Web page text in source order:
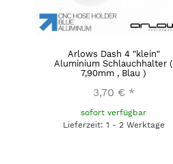
Arlows Dash 4 "klein"
Aluminium Schlauchhalter (
7,90mm , Blau )
3,70 € *
sofort verfügbar
Lieferzeit: 1 - 2 Werktage